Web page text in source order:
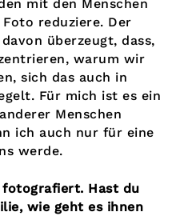
mit den Menschen
reduziere. Der
überzeugt, dass,
warum wir
sich das auch in
Für mich ist es ein
Menschen
ich auch nur für eine
werde.
fotografiert. Hast du
wie geht es ihnen